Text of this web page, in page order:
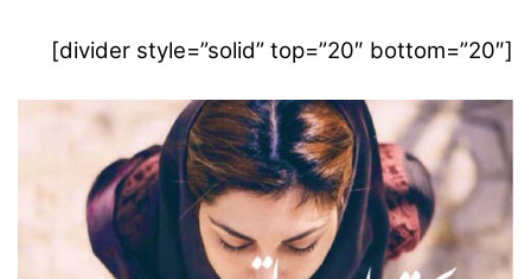
[divider style=”solid” top=”20″ bottom=”20″]